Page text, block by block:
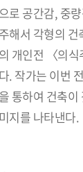
로 공간감, 중
해서 각형의
개인전 〈의
. 작가는 이번
통하여 건축이
지를 나타낸다.